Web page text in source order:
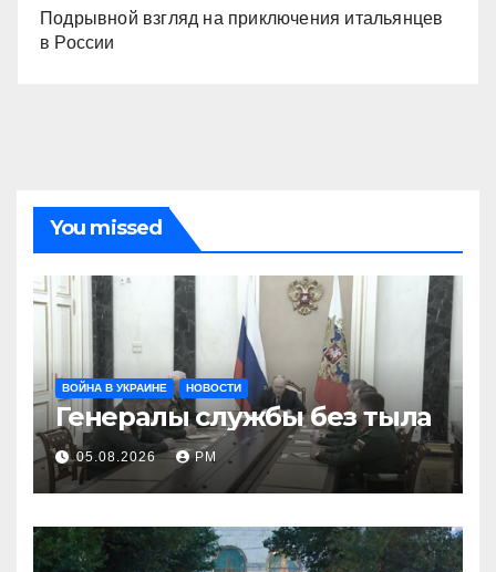
Подрывной взгляд на приключения итальянцев
в России
You missed
ВОЙНА В УКРАИНЕ НОВОСТИ
Генералы службы без тыла
05.08.2026 РМ